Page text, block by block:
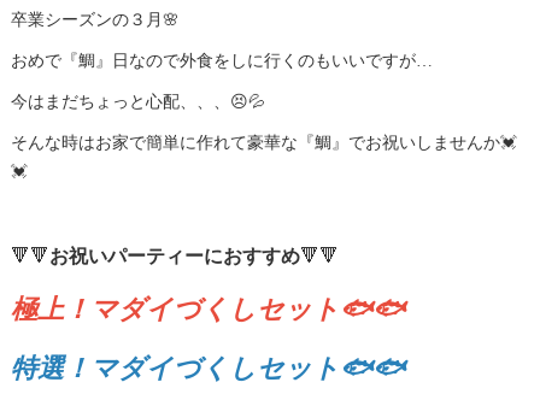
卒業シーズンの３月🌸
おめで『鯛』日なので外食をしに行くのもいいですが…
今はまだちょっと心配、、、😣💦
そんな時はお家で簡単に作れて豪華な『鯛』でお祝いしませんか💓
💓
🔻🔻お祝いパーティーにおすすめ🔻🔻
極上！マダイづくしセット🐟🐟
特選！マダイづくしセット🐟🐟